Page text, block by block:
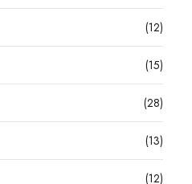
(12)
(15)
(28)
(13)
(12)